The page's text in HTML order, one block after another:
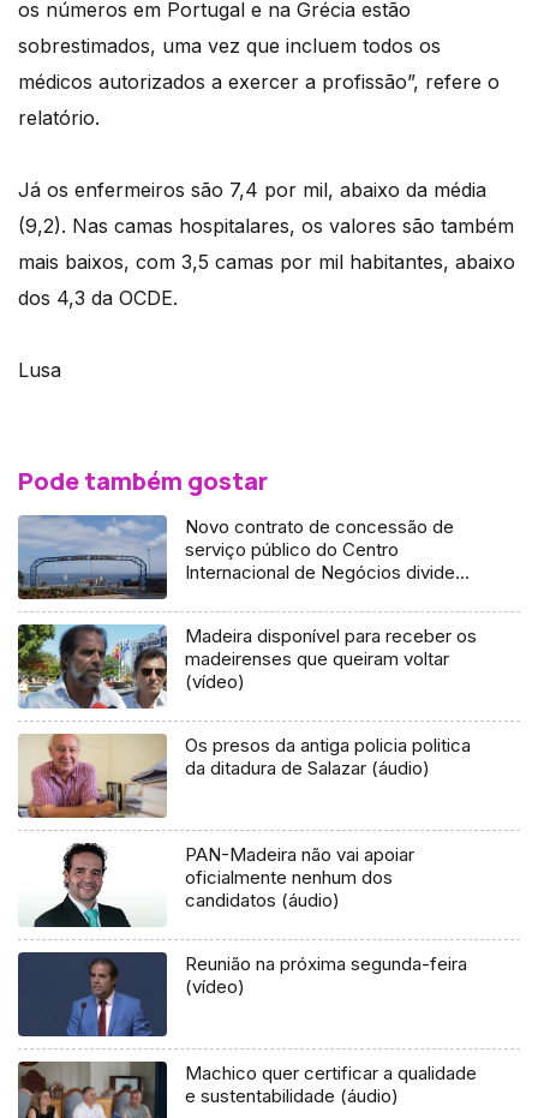
os números em Portugal e na Grécia estão
sobrestimados, uma vez que incluem todos os
médicos autorizados a exercer a profissão”, refere o
relatório.
Já os enfermeiros são 7,4 por mil, abaixo da média
(9,2). Nas camas hospitalares, os valores são também
mais baixos, com 3,5 camas por mil habitantes, abaixo
dos 4,3 da OCDE.
Lusa
Pode também gostar
Novo contrato de concessão de
serviço público do Centro
Internacional de Negócios divide
Madeira disponível para receber os
madeirenses que queiram voltar
(vídeo)
Os presos da antiga policia politica
da ditadura de Salazar (áudio)
PAN-Madeira não vai apoiar
oficialmente nenhum dos
candidatos (áudio)
Reunião na próxima segunda-feira
(vídeo)
Machico quer certificar a qualidade
e sustentabilidade (áudio)